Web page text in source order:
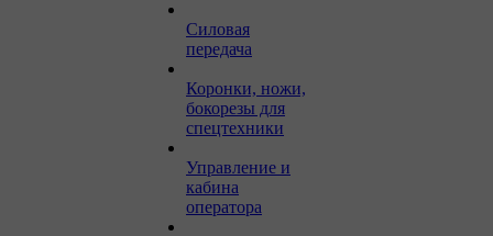
Силовая
передача
Коронки, ножи,
бокорезы для
спецтехники
Управление и
кабина
оператора